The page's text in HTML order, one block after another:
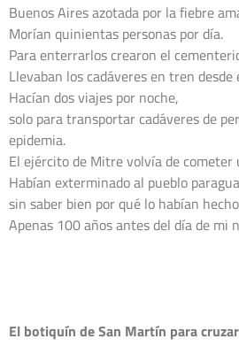
Buenos Aires azotada por la fiebre
Morían quinientas personas por día.
Para enterrarlos crearon el
Llevaban los cadáveres en tren
Hacían dos viajes por noche,
solo para transportar cadáveres de
epidemia.
El ejército de Mitre volvía de cometer
Habían exterminado al pueblo
sin saber bien por qué lo habían
Apenas 100 años antes del día de mi
El botiquín de San Martín para